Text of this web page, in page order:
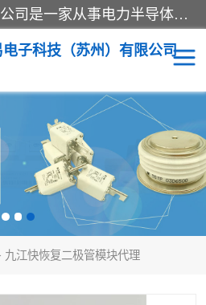
苏州沛易电子科技有限公司是一家从事电力半导体器件和电子元器件的专业代理及分销商，产品包括：IGBT模块、IPM模块、PIM模块、二极管、三极管、可控硅、整流桥、IGBT单管、IGBT电路驱动板、GTR达林顿模块、快恢复二极管、肖特基二极管、熔断器、IC集成电路、快速熔断器等。
电子科技（苏州）有限公司
九江快恢复二极管模块代理
英飞凌
英飞凌IGBT模块
IXYS艾赛斯可控硅
SEMIKRON西门康可控硅
模块
管 BUSSMANN巴斯曼熔断